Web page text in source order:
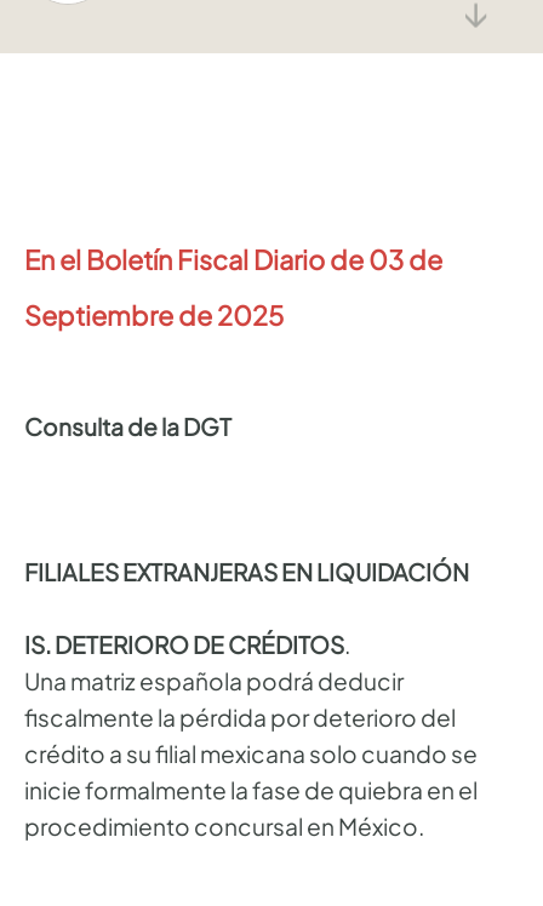
En el Boletín Fiscal Diario de 03 de
Septiembre de 2025
Consulta de la DGT
FILIALES EXTRANJERAS EN LIQUIDACIÓN
IS. DETERIORO DE CRÉDITOS.
Una matriz española podrá deducir
fiscalmente la pérdida por deterioro del
crédito a su filial mexicana solo cuando se
inicie formalmente la fase de quiebra en el
procedimiento concursal en México.